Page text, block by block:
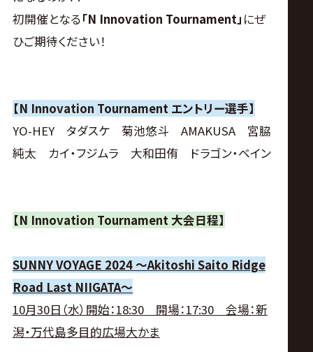
イ
初開催となる「N Innovation Tournament」 にぜ
ひご期待ください！
【N Innovation Tournament エントリー選手】
YO-HEY タダスケ 菊池悠斗 AMAKUSA 宮脇
純太 カイ・フジムラ 大和田侑 ドラゴン・ベイン
【N Innovation Tournament 大会日程】
SUNNY VOYAGE 2024 〜Akitoshi Saito Ridge
Road Last NIIGATA〜
10月30日（水）開始：18:30 開場：17:30 会場：新
潟・万代島多目的広場大かま